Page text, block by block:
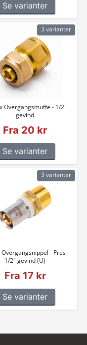
Se varianter
Overgangsmuffe - 1/2"
gevind
Fra 20 kr
Se varianter
3 varianter
- Pres -
1/2" gevind (U)
Fra 17 kr
Se varianter
3 varianter